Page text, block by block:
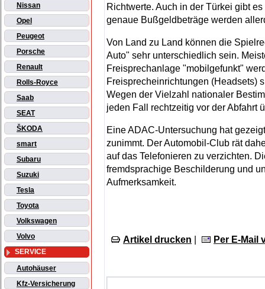
Nissan
Opel
Peugeot
Porsche
Renault
Rolls-Royce
Saab
SEAT
ŠKODA
smart
Subaru
Suzuki
Tesla
Toyota
Volkswagen
Volvo
SERVICE
Autohäuser
Kfz-Versicherung
Richtwerte. Auch in der Türkei gibt
genaue Bußgeldbeträge werden
Von Land zu Land können die
Auto" sehr unterschiedlich sein.
Freisprechanlage "mobilgefunkt"
Freisprecheinrichtungen (Headsets)
Wegen der Vielzahl nationaler
jeden Fall rechtzeitig vor der Abfahrt
Eine ADAC-Untersuchung hat
zunimmt. Der Automobil-Club rät
auf das Telefonieren zu verzichten.
fremdsprachige Beschilderung und
Aufmerksamkeit.
Artikel drucken Per E-Mail